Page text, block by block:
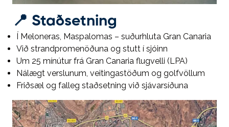
📍 Staðsetning
Í Meloneras, Maspalomas – suðurhluta Gran Canaria
Við strandpromenöðuna og stutt í sjóinn
Um 25 mínútur frá Gran Canaria flugvelli (LPA)
Nálægt verslunum, veitingastöðum og golfvöllum
Friðsæl og falleg staðsetning við sjávarsíðuna